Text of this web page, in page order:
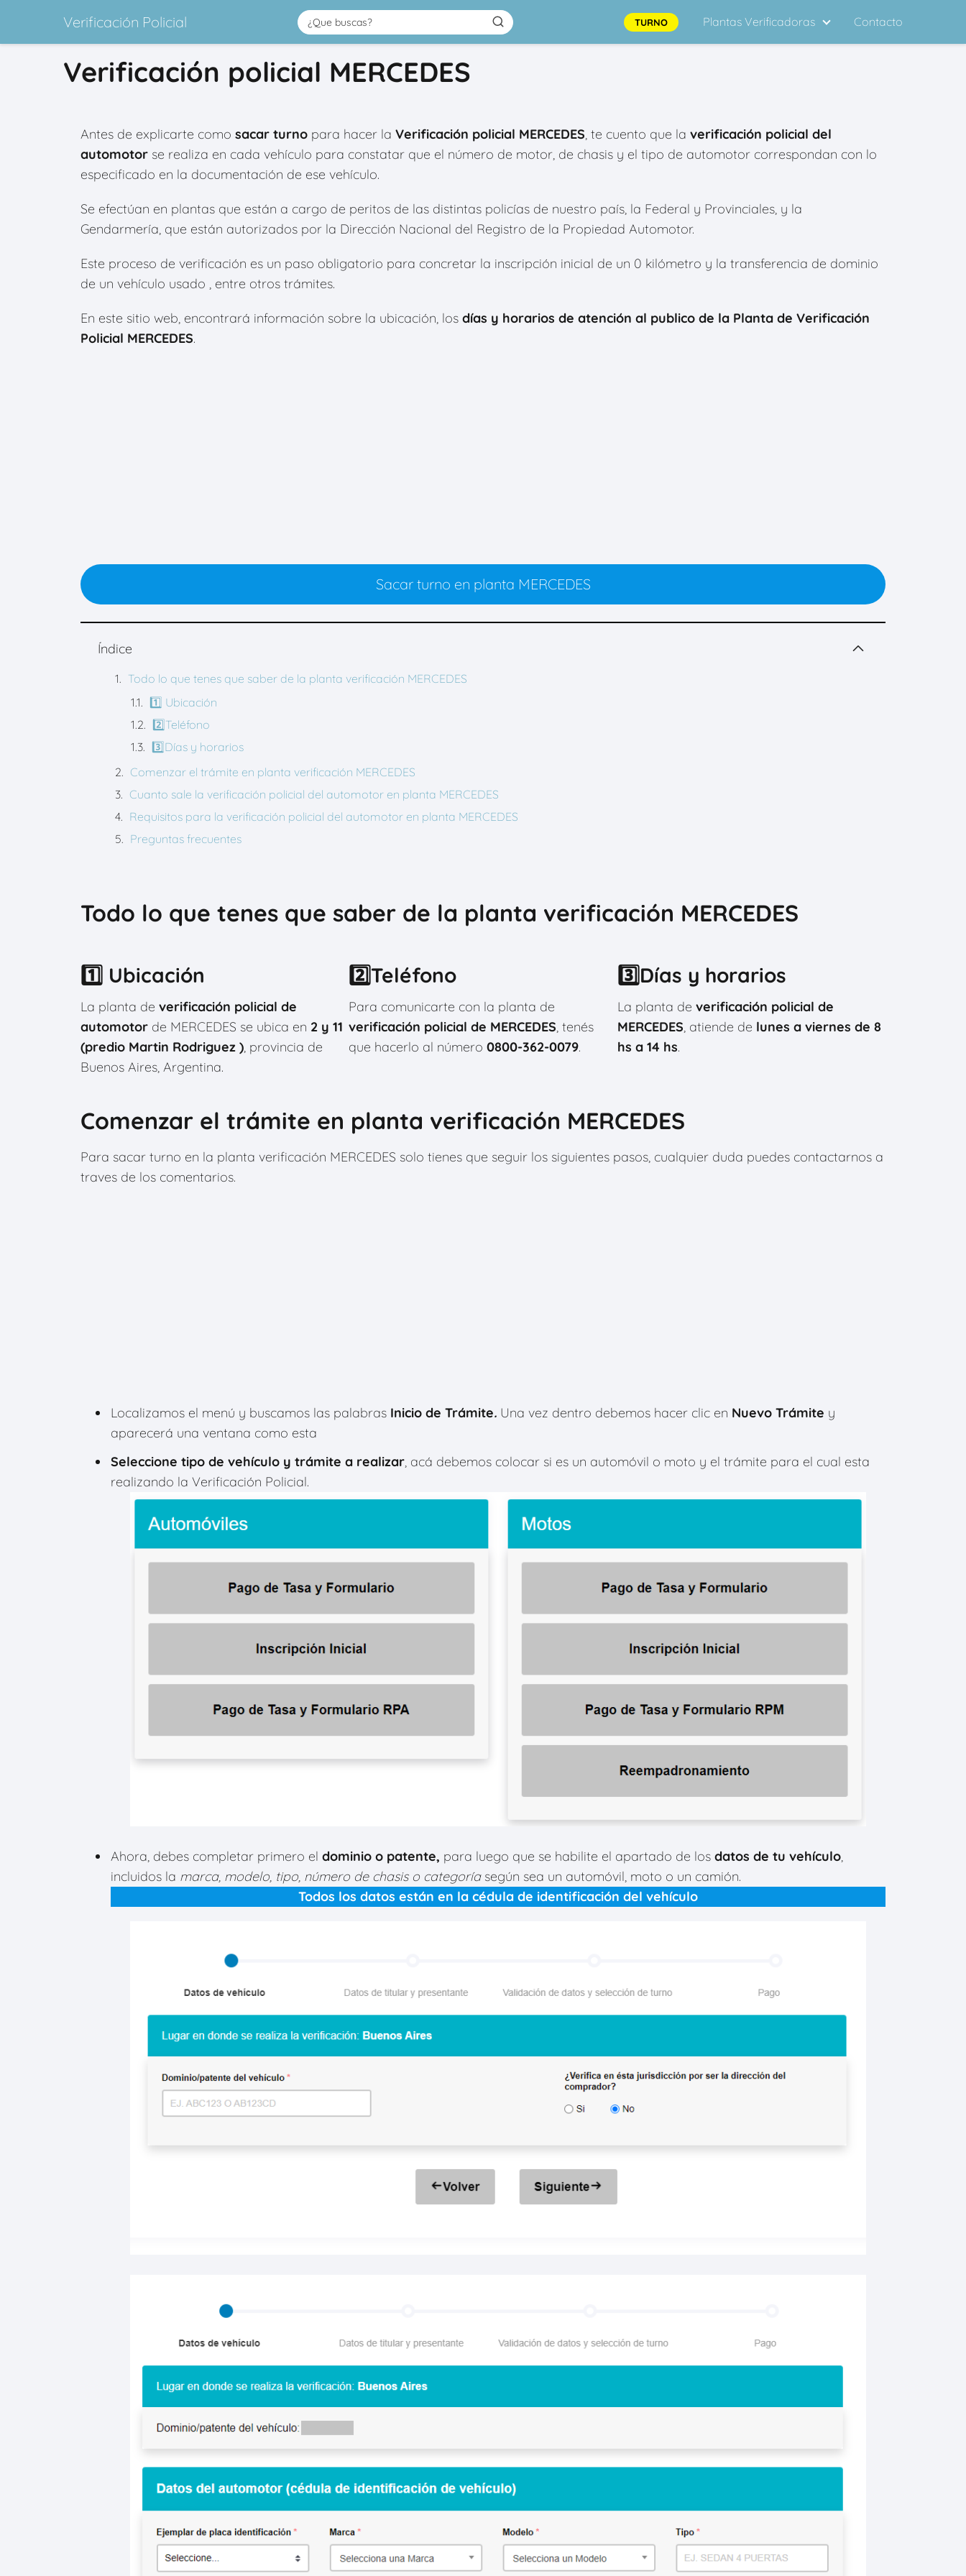
Verificación Policial TURNO Plantas Verificadoras Contacto
Verificación policial MERCEDES
Antes de explicarte como sacar turno para hacer la Verificación policial MERCEDES, te cuento que la verificación policial del
automotor se realiza en cada vehículo para constatar que el número de motor, de chasis y el tipo de automotor correspondan con lo
especificado en la documentación de ese vehículo.
Se efectúan en plantas que están a cargo de peritos de las distintas policías de nuestro país, la Federal y Provinciales, y la
Gendarmería, que están autorizados por la Dirección Nacional del Registro de la Propiedad Automotor.
Este proceso de verificación es un paso obligatorio para concretar la inscripción inicial de un 0 kilómetro y la transferencia de dominio
de un vehículo usado , entre otros trámites.
En este sitio web, encontrará información sobre la ubicación, los días y horarios de atención al publico de la Planta de Verificación
Policial MERCEDES.
Sacar turno en planta MERCEDES
Índice
Todo lo que tenes que saber de la planta verificación MERCEDES
1️⃣ Ubicación
2️⃣Teléfono
3️⃣Días y horarios
Comenzar el trámite en planta verificación MERCEDES
Cuanto sale la verificación policial del automotor en planta MERCEDES
Requisitos para la verificación policial del automotor en planta MERCEDES
Preguntas frecuentes
Todo lo que tenes que saber de la planta verificación MERCEDES
1️⃣ Ubicación
La planta de verificación policial de
automotor de MERCEDES se ubica en 2 y 11
(predio Martin Rodriguez ), provincia de
Buenos Aires, Argentina.
2️⃣Teléfono
Para comunicarte con la planta de
verificación policial de MERCEDES, tenés
que hacerlo al número 0800-362-0079.
3️⃣Días y horarios
La planta de verificación policial de
MERCEDES, atiende de lunes a viernes de 8
hs a 14 hs.
Comenzar el trámite en planta verificación MERCEDES
Para sacar turno en la planta verificación MERCEDES solo tienes que seguir los siguientes pasos, cualquier duda puedes contactarnos a
traves de los comentarios.
Localizamos el menú y buscamos las palabras Inicio de Trámite. Una vez dentro debemos hacer clic en Nuevo Trámite y
aparecerá una ventana como esta
Seleccione tipo de vehículo y trámite a realizar, acá debemos colocar si es un automóvil o moto y el trámite para el cual esta
realizando la Verificación Policial.
Ahora, debes completar primero el dominio o patente, para luego que se habilite el apartado de los datos de tu vehículo,
incluidos la marca, modelo, tipo, número de chasis o categoríasegún sea un automóvil, moto o un camión.
Todos los datos están en la cédula de identificación del vehículo